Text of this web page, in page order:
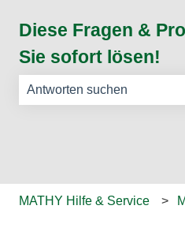
Diese Fragen &
Sie sofort lösen!
MATHY Hilfe & Service